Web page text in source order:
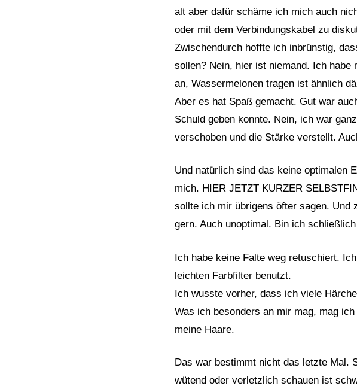
alt aber dafür schäme ich mich auch
oder mit dem Verbindungskabel zu
Zwischendurch hoffte ich inbrünstig,
sollen? Nein, hier ist niemand. Ich habe
an, Wassermelonen tragen ist ähnlich
Aber es hat Spaß gemacht. Gut war
Schuld geben konnte. Nein, ich war
verschoben und die Stärke verstellt.
Und natürlich sind das keine optimalen
mich. HIER JETZT KURZER
sollte ich mir übrigens öfter sagen.
gern. Auch unoptimal. Bin ich
Ich habe keine Falte weg retuschiert.
leichten Farbfilter benutzt.
Ich wusste vorher, dass ich viele
Was ich besonders an mir mag, mag
meine Haare.
Das war bestimmt nicht das letzte Mal.
wütend oder verletzlich schauen ist